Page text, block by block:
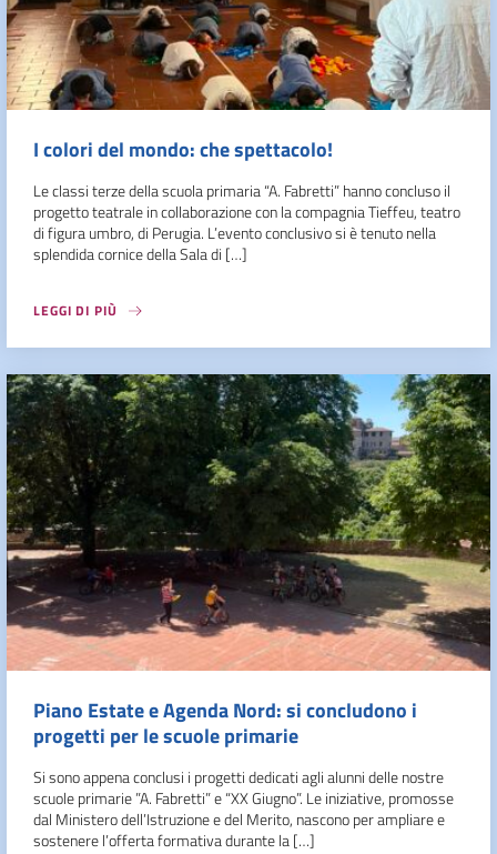
I colori del mondo: che spettacolo!
Le classi terze della scuola primaria “A. Fabretti” hanno concluso il
progetto teatrale in collaborazione con la compagnia Tieffeu, teatro
di figura umbro, di Perugia. L’evento conclusivo si è tenuto nella
splendida cornice della Sala di […]
LEGGI DI PIÙ
Piano Estate e Agenda Nord: si concludono i
progetti per le scuole primarie
Si sono appena conclusi i progetti dedicati agli alunni delle nostre
scuole primarie ”A. Fabretti” e “XX Giugno”. Le iniziative, promosse
dal Ministero dell’Istruzione e del Merito, nascono per ampliare e
sostenere l’offerta formativa durante la […]